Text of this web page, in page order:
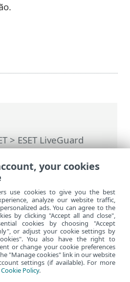
>ESET LiveGuard
o ESET LiveGuard
para ameaças
ESET
your cookies
use cookies to give you the best
analyze our website traffic,
ads. You can agree to the
by clicking "Accept all and close",
cookies by choosing "Accept
or adjust your cookie settings by
You also have the right to
or change your cookie preferences
"Manage cookies" link in our website
settings (if available). For more
Cookie Policy.